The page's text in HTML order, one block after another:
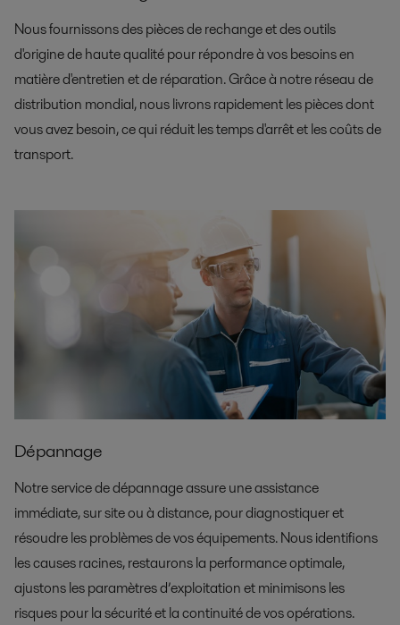
Nous fournissons des pièces de rechange et des outils
d'origine de haute qualité pour répondre à vos besoins en
matière d'entretien et de réparation. Grâce à notre réseau de
distribution mondial, nous livrons rapidement les pièces dont
vous avez besoin, ce qui réduit les temps d'arrêt et les coûts de
transport.
Dépannage
Notre service de dépannage assure une assistance
immédiate, sur site ou à distance, pour diagnostiquer et
résoudre les problèmes de vos équipements. Nous identifions
les causes racines, restaurons la performance optimale,
ajustons les paramètres d’exploitation et minimisons les
risques pour la sécurité et la continuité de vos opérations.